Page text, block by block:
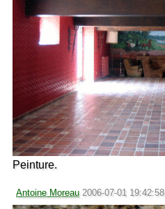
Peinture.
Antoine Moreau 2006-07-01 19:42:58